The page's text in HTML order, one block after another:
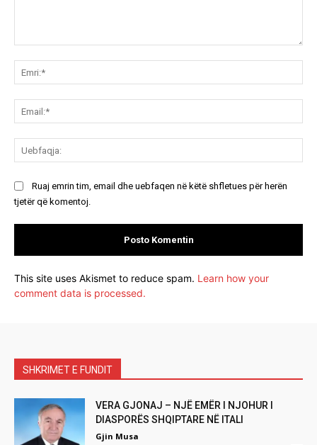
Ruaj emrin tim, email dhe uebfaqen në këtë shfletues për herën
tjetër që komentoj.
This site uses Akismet to reduce spam. Learn how your
comment data is processed.
SHKRIMET E FUNDIT
VERA GJONAJ – NJË EMËR I NJOHUR I
DIASPORËS SHQIPTARE NË ITALI
Gjin Musa